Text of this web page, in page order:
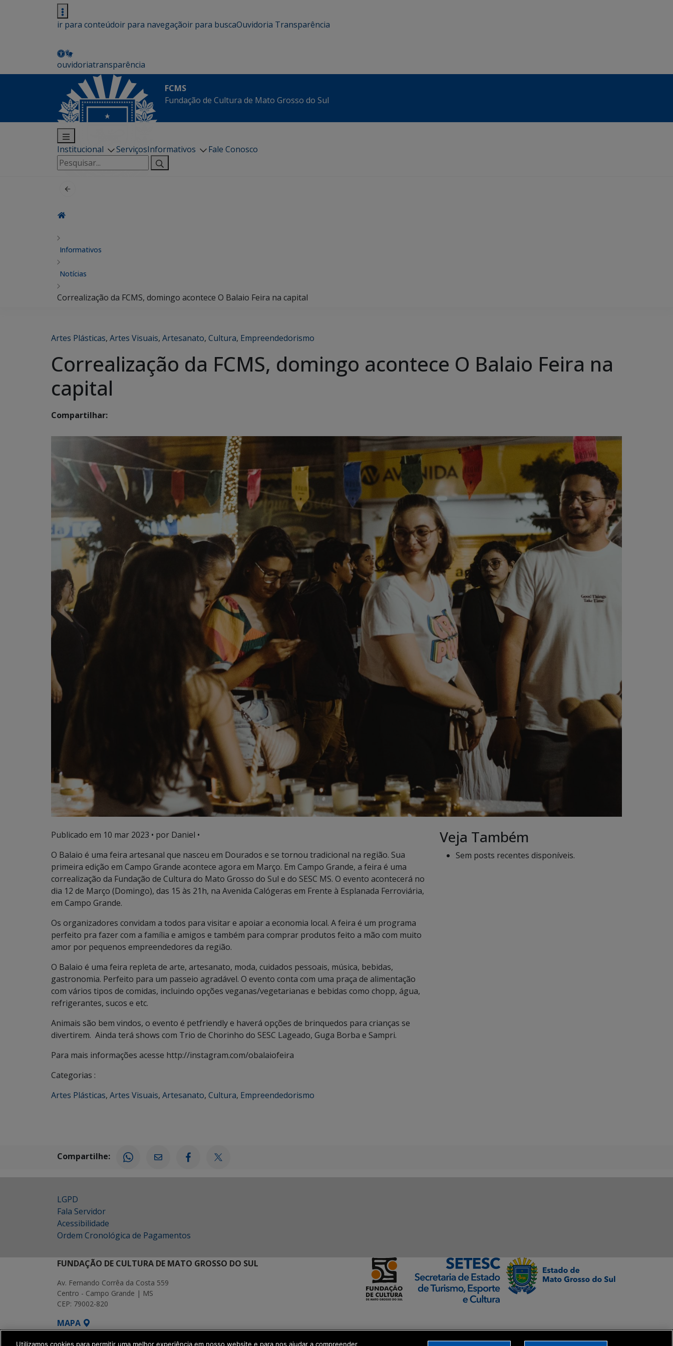
ir para conteúdoir para navegaçãoir para buscaOuvidoria Transparência
ouvidoriatransparência
FCMS
Fundação de Cultura de Mato Grosso do Sul
Institucional ServiçosInformativos
Fale Conosco
Pesquisar
por:
Informativos
Notícias
Correalização da FCMS, domingo acontece O Balaio Feira na capital
Artes Plásticas, Artes Visuais, Artesanato, Cultura, Empreendedorismo
Correalização da FCMS, domingo acontece O Balaio Feira na
capital
Compartilhar:
Publicado em 10 mar 2023 • por Daniel •
O Balaio é uma feira artesanal que nasceu em Dourados e se tornou tradicional na região. Sua
primeira edição em Campo Grande acontece agora em Março. Em Campo Grande, a feira é uma
correalização da Fundação de Cultura do Mato Grosso do Sul e do SESC MS. O evento acontecerá no
dia 12 de Março (Domingo), das 15 às 21h, na Avenida Calógeras em Frente à Esplanada Ferroviária,
em Campo Grande.
Os organizadores convidam a todos para visitar e apoiar a economia local. A feira é um programa
perfeito pra fazer com a família e amigos e também para comprar produtos feito a mão com muito
amor por pequenos empreendedores da região.
O Balaio é uma feira repleta de arte, artesanato, moda, cuidados pessoais, música, bebidas,
gastronomia. Perfeito para um passeio agradável. O evento conta com uma praça de alimentação
com vários tipos de comidas, incluindo opções veganas/vegetarianas e bebidas como chopp, água,
refrigerantes, sucos e etc.
Animais são bem vindos, o evento é petfriendly e haverá opções de brinquedos para crianças se
divertirem. Ainda terá shows com Trio de Chorinho do SESC Lageado, Guga Borba e Sampri.
Para mais informações acesse http://instagram.com/obalaiofeira
Categorias :
Artes Plásticas, Artes Visuais, Artesanato, Cultura, Empreendedorismo
Veja Também
Sem posts recentes disponíveis.
Compartilhe:
LGPD
Fala Servidor
Acessibilidade
Ordem Cronológica de Pagamentos
FUNDAÇÃO DE CULTURA DE MATO GROSSO DO SUL
Av. Fernando Corrêa da Costa 559
Centro - Campo Grande | MS
CEP: 79002-820
MAPA
SETDIG | Secretaria-Executiva de Transformação Digital
Utilizamos cookies para permitir uma melhor experiência em nosso website e para nos ajudar a compreender